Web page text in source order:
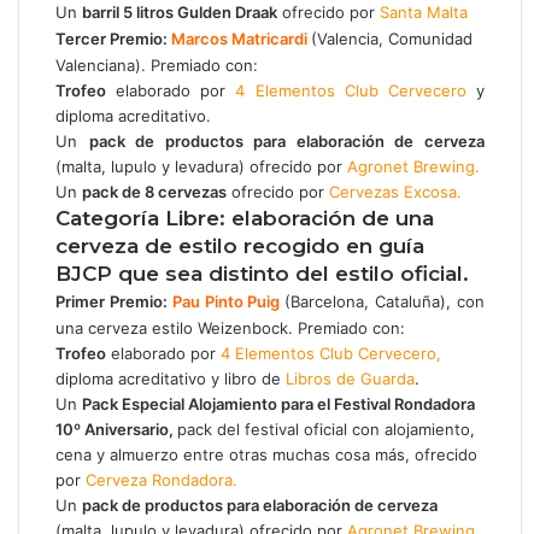
Un barril 5 litros Gulden Draak ofrecido por Santa Malta
Tercer Premio: Marcos Matricardi (Valencia, Comunidad
Valenciana). Premiado con:
Trofeo elaborado por4 Elementos Club Cerveceroy
diploma acreditativo.
Un pack de productos para elaboración de cerveza
(malta, lupulo y levadura) ofrecido por Agronet Brewing.
Un pack de 8 cervezas ofrecido por Cervezas Excosa.
Categoría Libre: elaboración de una
cerveza de estilo recogido en guía
BJCP que sea distinto del estilo oficial.
Primer Premio: Pau Pinto Puig (Barcelona, Cataluña), con
una cerveza estilo Weizenbock. Premiado con:
Trofeo elaborado por 4 Elementos Club Cervecero,
diploma acreditativo y libro de Libros de Guarda.
Un Pack Especial Alojamiento para el Festival Rondadora
10º Aniversario, pack del festival oficial con alojamiento,
cena y almuerzo entre otras muchas cosa más, ofrecido
por Cerveza Rondadora.
Un pack de productos para elaboración de cerveza